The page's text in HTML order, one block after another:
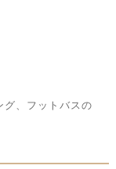
、フットバスの